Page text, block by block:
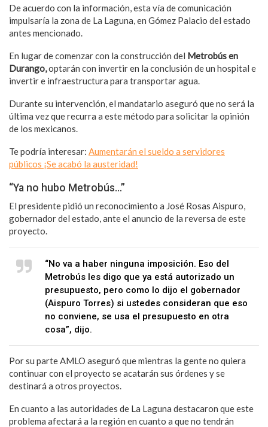
De acuerdo con la información, esta vía de comunicación
impulsaría la zona de La Laguna, en Gómez Palacio del estado
antes mencionado.
En lugar de comenzar con la construcción del Metrobús en
Durango,optarán con invertir en la conclusión de un hospital e
invertir e infraestructura para transportar agua.
Durante su intervención, el mandatario aseguró que no será la
última vez que recurra a este método para solicitar la opinión
de los mexicanos.
Te podría interesar: Aumentarán el sueldo a servidores
públicos ¡Se acabó la austeridad!
“Ya no hubo Metrobús…”
El presidente pidió un reconocimiento a José Rosas Aispuro,
gobernador del estado, ante el anuncio de la reversa de este
proyecto.
“No va a haber ninguna imposición. Eso del
Metrobús les digo que ya está autorizado un
presupuesto, pero como lo dijo el gobernador
(Aispuro Torres) si ustedes consideran que eso
no conviene, se usa el presupuesto en otra
cosa”, dijo.
Por su parte AMLO aseguró que mientras la gente no quiera
continuar con el proyecto se acatarán sus órdenes y se
destinará a otros proyectos.
En cuanto a las autoridades de La Laguna destacaron que este
problema afectará a la región en cuanto a que no tendrán